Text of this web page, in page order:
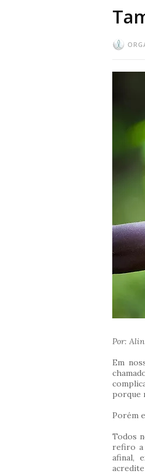
Por:
Em
porque
Porém
Todos
refiro a
afinal,